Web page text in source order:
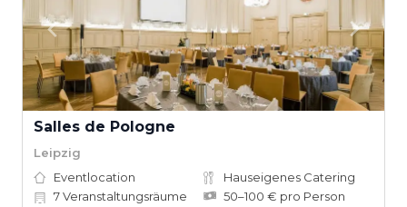
Salles de Pologne
Leipzig
Eventlocation
Hauseigenes Catering
7Veranstaltungsräume
50–100 € pro Person